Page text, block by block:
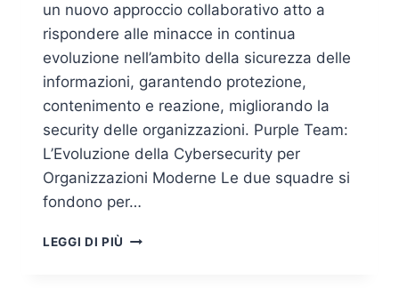
un nuovo approccio collaborativo atto a
rispondere alle minacce in continua
evoluzione nell’ambito della sicurezza delle
informazioni, garantendo protezione,
contenimento e reazione, migliorando la
security delle organizzazioni. Purple Team:
L’Evoluzione della Cybersecurity per
Organizzazioni Moderne Le due squadre si
fondono per…
LEGGI DI PIÙ PURPLE